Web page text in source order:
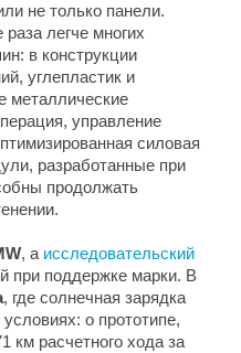
не только панели.
легче многих
в конструкции
углепластик и
металлические
управление
силовая
разработанные при
продолжать
, а исследовательский
при поддержке марки. В
, где солнечная зарядка
о прототипе,
км расчетного хода за